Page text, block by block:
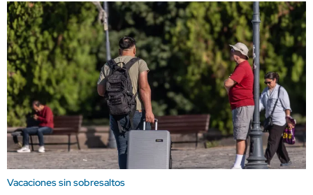
Vacaciones sin sobresaltos